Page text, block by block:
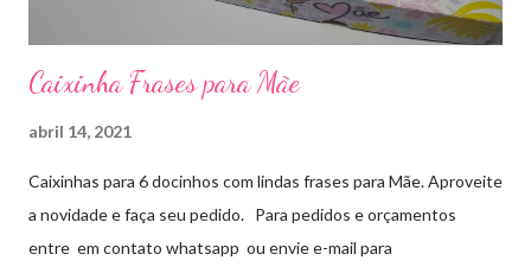
Caixinha Frases para Mãe
abril 14, 2021
Caixinhas para 6 docinhos com lindas frases para Mãe. Aproveite
a novidade e faça seu pedido. Para pedidos e orçamentos
entre em contato whatsapp ou envie e-mail para